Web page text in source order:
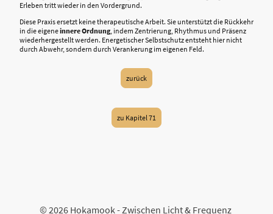
Erleben tritt wieder in den Vordergrund.
Diese Praxis ersetzt keine therapeutische Arbeit. Sie unterstützt die Rückkehr
in die eigeneinnere Ordnung, indem Zentrierung, Rhythmus und Präsenz
wiederhergestellt werden. Energetischer Selbstschutz entsteht hier nicht
durch Abwehr, sondern durch Verankerung im eigenen Feld.
zurück
zu Kapitel 71
© 2026 Hokamook - Zwischen Licht & Frequenz